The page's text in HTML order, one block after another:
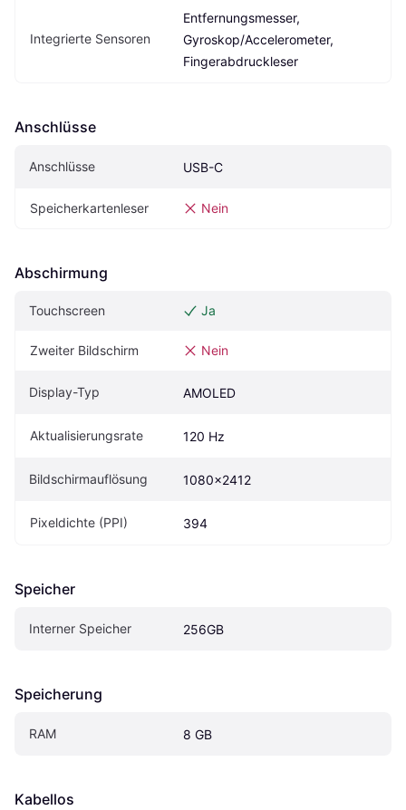
Integrierte Sensoren
Entfernungsmesser,
Gyroskop/Accelerometer,
Fingerabdruckleser
Anschlüsse
Anschlüsse USB-C
Speicherkartenleser Nein
Abschirmung
Touchscreen Ja
Zweiter Bildschirm Nein
Display-Typ AMOLED
Aktualisierungsrate 120 Hz
Bildschirmauflösung 1080x2412
Pixeldichte (PPI) 394
Speicher
Interner Speicher 256GB
Speicherung
RAM 8 GB
Kabellos